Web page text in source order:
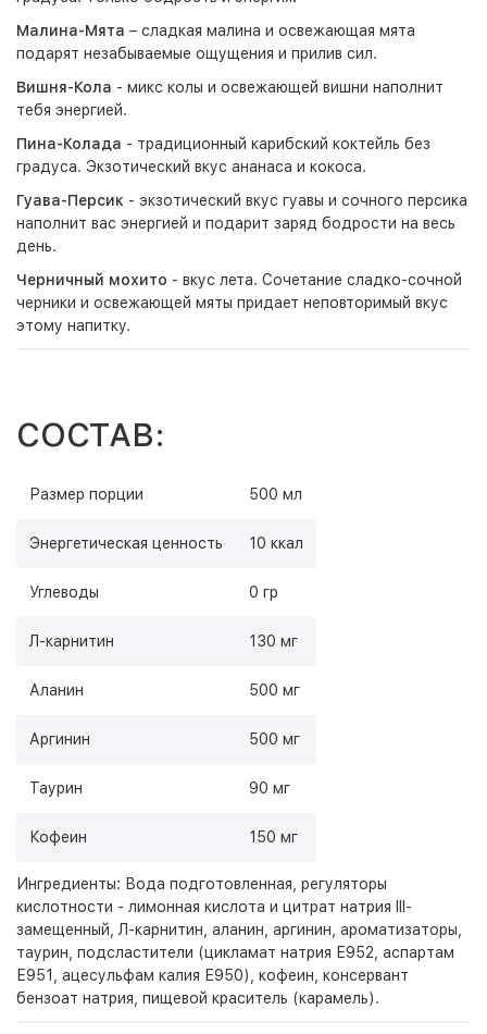
Малина-Мята – сладкая малина и освежающая мята
подарят незабываемые ощущения и прилив сил.
Вишня-Кола - микс колы и освежающей вишни наполнит
тебя энергией.
Пина-Колада - традиционный карибский коктейль без
градуса. Экзотический вкус ананаса и кокоса.
Гуава-Персик - экзотический вкус гуавы и сочного персика
наполнит вас энергией и подарит заряд бодрости на весь
день.
Черничный мохито - вкус лета. Сочетание сладко-сочной
черники и освежающей мяты придает неповторимый вкус
этому напитку.
СОСТАВ:
Размер порции 500 мл
Энергетическая ценность 10 ккал
Углеводы 0 гр
Л-карнитин 130 мг
Аланин 500 мг
Аргинин 500 мг
Таурин 90 мг
Кофеин 150 мг
Ингредиенты: Вода подготовленная, регуляторы
кислотности - лимонная кислота и цитрат натрия III-
замещенный, Л-карнитин, аланин, аргинин, ароматизаторы,
таурин, подсластители (цикламат натрия Е952, аспартам
Е951, ацесульфам калия Е950), кофеин, консервант
бензоат натрия, пищевой краситель (карамель).